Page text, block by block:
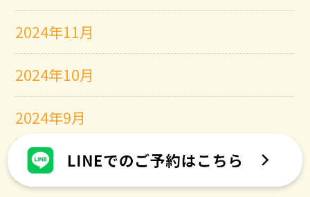
2024年11月
2024年10月
2024年9月
2024年8月